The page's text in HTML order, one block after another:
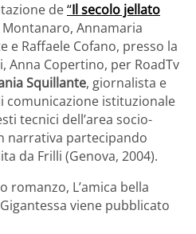
de“Il secolo jellato
Montanaro, Annamaria
e Raffaele Cofano, presso la
Anna Copertino, per RoadTv
Squillante, giornalista e
comunicazione istituzionale
tecnici dell’area socio-
narrativa partecipando
da Frilli (Genova, 2004).
romanzo, L’amica bella
viene pubblicato